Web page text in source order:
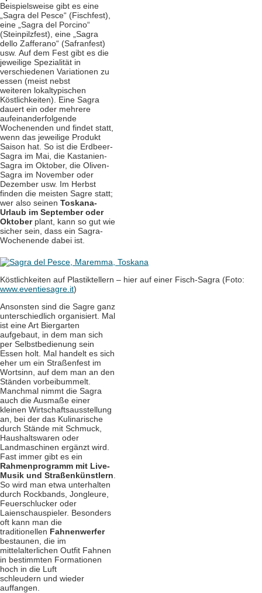
Beispielsweise gibt es eine
„Sagra del Pesce“ (Fischfest),
eine „Sagra del Porcino“
(Steinpilzfest), eine „Sagra
dello Zafferano“ (Safranfest)
usw. Auf dem Fest gibt es die
jeweilige Spezialität in
verschiedenen Variationen zu
essen (meist nebst
weiteren lokaltypischen
Köstlichkeiten). Eine Sagra
dauert ein oder mehrere
aufeinanderfolgende
Wochenenden und findet statt,
wenn das jeweilige Produkt
Saison hat. So ist die Erdbeer-
Sagra im Mai, die Kastanien-
Sagra im Oktober, die Oliven-
Sagra im November oder
Dezember usw. Im Herbst
finden die meisten Sagre statt;
wer also seinen Toskana-
Urlaub im September oder
Oktoberplant, kann so gut wie
sicher sein, dass ein Sagra-
Wochenende dabei ist.
Köstlichkeiten auf Plastiktellern – hier auf einer Fisch-Sagra (Foto:
www.eventiesagre.it)
Ansonsten sind die Sagre ganz
unterschiedlich organisiert. Mal
ist eine Art Biergarten
aufgebaut, in dem man sich
per Selbstbedienung sein
Essen holt. Mal handelt es sich
eher um ein Straßenfest im
Wortsinn, auf dem man an den
Ständen vorbeibummelt.
Manchmal nimmt die Sagra
auch die Ausmaße einer
kleinen Wirtschaftsausstellung
an, bei der das Kulinarische
durch Stände mit Schmuck,
Haushaltswaren oder
Landmaschinen ergänzt wird.
Fast immer gibt es ein
Rahmenprogramm mit Live-
Musik und Straßenkünstlern
So wird man etwa unterhalten
durch Rockbands, Jongleure,
Feuerschlucker oder
Laienschauspieler. Besonders
oft kann man die
traditionellen Fahnenwerfer
bestaunen, die im
mittelalterlichen Outfit Fahnen
in bestimmten Formationen
hoch in die Luft
schleudern und wieder
auffangen.